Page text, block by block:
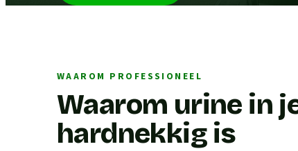
WAAROM PROFESSIONEEL
Waarom urine in
hardnekkig is